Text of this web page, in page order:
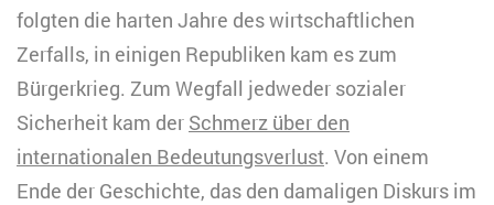
folgten die harten Jahre des wirtschaftlichen
Zerfalls, in einigen Republiken kam es zum
Bürgerkrieg. Zum Wegfall jedweder sozialer
Sicherheit kam der Schmerz über den
internationalen Bedeutungsverlust. Von einem
Ende der Geschichte, das den damaligen Diskurs im